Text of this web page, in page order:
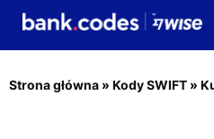
Strona główna » Kody SWIFT »